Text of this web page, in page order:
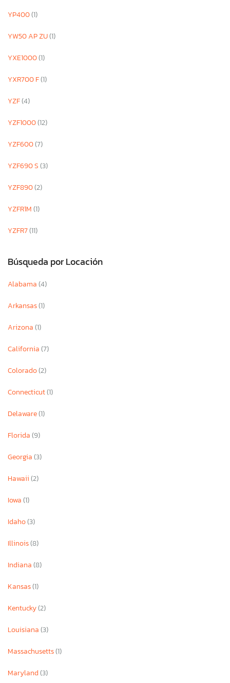
YP400(1)
YW50 AP ZU(1)
YXE1000(1)
YXR700 F(1)
YZF(4)
YZF1000(12)
YZF600(7)
YZF690 S(3)
YZF890(2)
YZFR1M(1)
YZFR7(11)
Búsqueda por Locación
Alabama(4)
Arkansas(1)
Arizona(1)
California(7)
Colorado(2)
Connecticut(1)
Delaware(1)
Florida(9)
Georgia(3)
Hawaii(2)
Iowa(1)
Idaho(3)
Illinois(8)
Indiana(8)
Kansas(1)
Kentucky(2)
Louisiana(3)
Massachusetts(1)
Maryland(3)